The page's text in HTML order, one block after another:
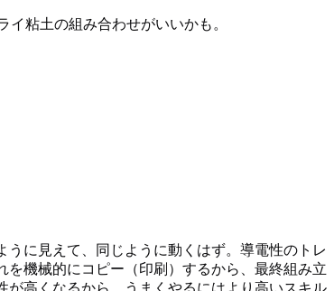
粘土の組み合わせがいいかも。
に見えて、同じように動くはず。導電性のトレ
機械的にコピー（印刷）するから、最終組み立
高くなるから、うまくやるにはより高いスキル